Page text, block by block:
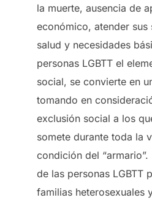
la muerte, ausencia de
económico, atender sus
salud y necesidades
personas LGBTT el
social, se convierte en
tomando en
exclusión social a los
somete durante toda la
condición del
de las personas LGBTT
familias heterosexuales